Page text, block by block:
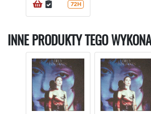
72H
INNE PRODUKTY TEGO